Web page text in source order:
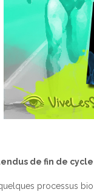
de fin de
processus